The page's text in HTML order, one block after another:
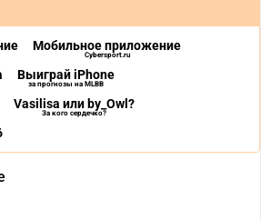
Мобильное приложение
Cybersport.ru
Выиграй iPhone
за прогнозы на MLBB
Vasilisa или by_Owl?
За кого сердечко?